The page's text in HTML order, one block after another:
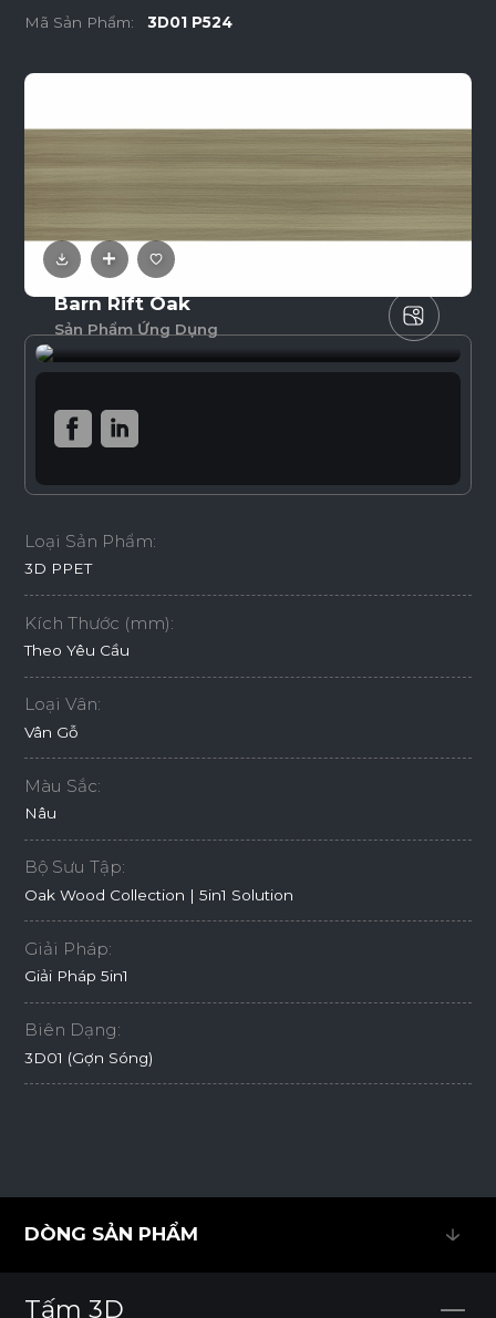
Mã Sản Phẩm: 3D01 P524
Barn Rift Oak
Sản Phẩm Ứng Dụng
Loại Sản Phẩm:
3D PPET
Kích Thước (mm):
Theo Yêu Cầu
Loại Vân:
Vân Gỗ
Màu Sắc:
Nâu
Bộ Sưu Tập:
Oak Wood Collection | 5in1 Solution
Giải Pháp:
Giải Pháp 5in1
Biên Dạng:
3D01 (Gợn Sóng)
DÒNG SẢN PHẨM
Tấm 3D